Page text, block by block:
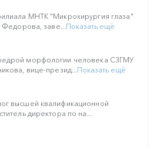
МНТК "Микрохирургия глаза"
заве...Показать ещё
морфологии человека СЗГМУ
вице-презид...Показать ещё
высшей квалификационной
директора по на...